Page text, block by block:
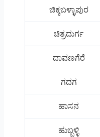
ಚಿಕ್ಕಬಳ್ಳಾಪುರ
ಚಿತ್ರದುರ್ಗ
ದಾವಣಗೆರೆ
ಗದಗ
ಹಾಸನ
ಹುಬ್ಬಳ್ಳಿ